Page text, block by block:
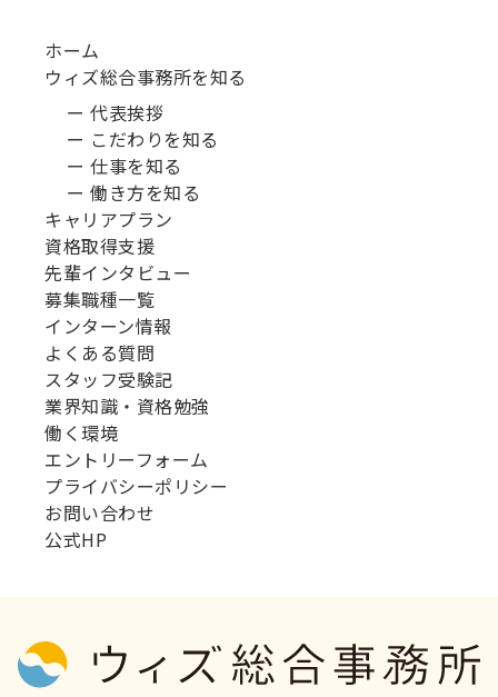
ホーム
ウィズ総合事務所を知る
ー 代表挨拶
ー こだわりを知る
ー 仕事を知る
ー 働き方を知る
キャリアプラン
資格取得支援
先輩インタビュー
募集職種一覧
インターン情報
よくある質問
スタッフ受験記
業界知識・資格勉強
働く環境
エントリーフォーム
プライバシーポリシー
お問い合わせ
公式HP